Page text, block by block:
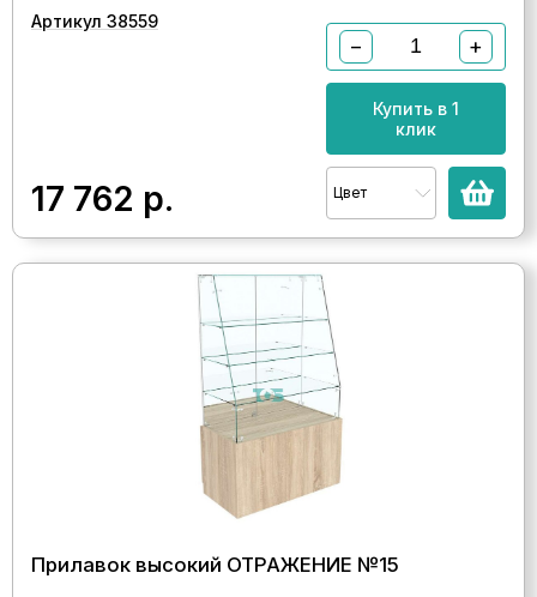
Артикул 38559
17 762 р.
− +
Купить в 1
клик
Цвет
Прилавок высокий ОТРАЖЕНИЕ №15